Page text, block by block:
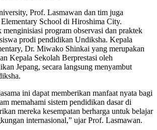
Prof. Lasmawan dan tim juga
School di Hiroshima City.
program observasi dan praktek
prodi pendidikan Undiksha. Kepala
Dr. Miwako Shinkai yang merupakan
Kepala Sekolah Berprestasi oleh
Jepang, secara langsung menyambut
ini dapat memberikan manfaat nyata bagi
memahami sistem pendidikan dasar di
mereka kesempatan berharga untuk belajar
internasional,” ujar Prof. Lasmawan.